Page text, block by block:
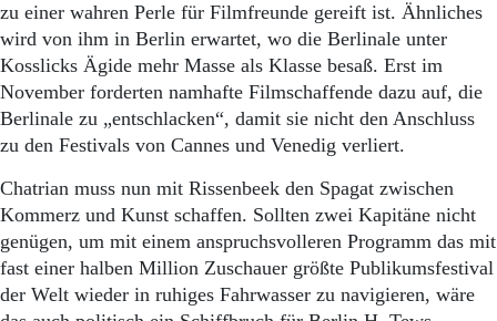
zu einer wahren Perle für Filmfreunde gereift ist. Ähnliches
wird von ihm in Berlin erwartet, wo die Berlinale unter
Kosslicks Ägide mehr Masse als Klasse besaß. Erst im
November forderten namhafte Filmschaffende dazu auf, die
Berlinale zu „entschlacken“, damit sie nicht den Anschluss
zu den Festivals von Cannes und Venedig verliert.
Chatrian muss nun mit Rissenbeek den Spagat zwischen
Kommerz und Kunst schaffen. Sollten zwei Kapitäne nicht
genügen, um mit einem anspruchsvolleren Programm das mit
fast einer halben Million Zuschauer größte Publikumsfestival
der Welt wieder in ruhiges Fahrwasser zu navigieren, wäre